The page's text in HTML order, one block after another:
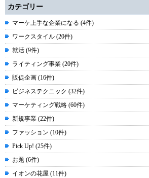
カテゴリー
マーケ上手な企業になる (4件)
ワークスタイル (20件)
就活 (9件)
ライティング事業 (20件)
販促企画 (16件)
ビジネステクニック (32件)
マーケティング戦略 (60件)
新規事業 (22件)
ファッション (10件)
Pick Up! (25件)
お題 (6件)
イオンの花屋 (11件)